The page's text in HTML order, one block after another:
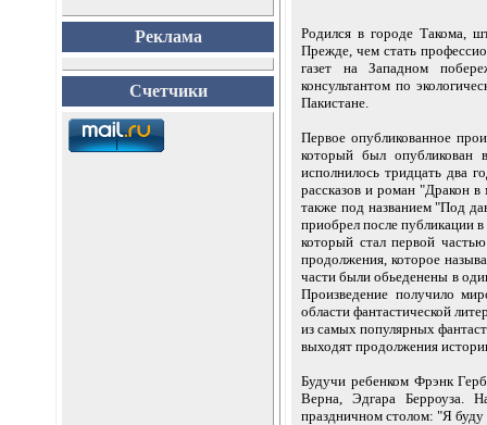
Реклама
Счетчики
Родился в городе Такома,
Прежде, чем стать
газет на Западном
консультантом по
Пакистане.
Первое опубликованное
который был опубликован
исполнилось тридцать два
рассказов и роман "Дракон
также под названием "Под
приобрел после
который стал первой
продолжения, которое
части были обьеденены в
Произведение получило
области фантастической
из самых популярных
выходят продолжения
Будучи ребенком Фрэнк
Верна, Эдгара Берроуза.
праздничном столом: "Я буду